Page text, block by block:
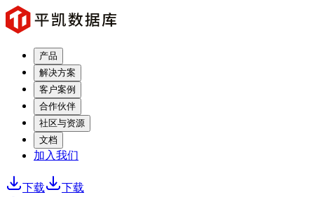
产品
解决方案
客户案例
合作伙伴
社区与资源
文档
加入我们
下载
下载